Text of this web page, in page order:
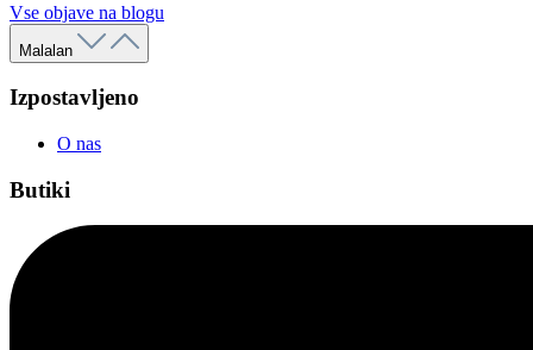
Vse objave na blogu
Malalan
Izpostavljeno
O nas
Butiki